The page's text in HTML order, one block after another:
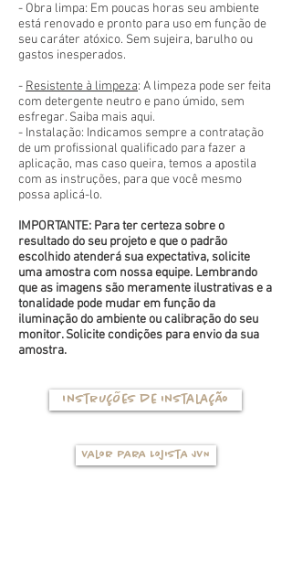
- Obra limpa: Em poucas horas seu ambiente
está renovado e pronto para uso em função de
seu caráter atóxico. Sem sujeira, barulho ou
gastos inesperados.
- Resistente à limpeza: A limpeza pode ser feita
com detergente neutro e pano úmido, sem
esfregar. Saiba mais aqui.
- Instalação: Indicamos sempre a contratação
de um profissional qualificado para fazer a
aplicação, mas caso queira, temos a apostila
com as instruções, para que você mesmo
possa aplicá-lo.
IMPORTANTE: Para ter certeza sobre o
resultado do seu projeto e que o padrão
escolhido atenderá sua expectativa, solicite
uma amostra com nossa equipe. Lembrando
que as imagens são meramente ilustrativas e a
tonalidade pode mudar em função da
iluminação do ambiente ou calibração do seu
monitor. Solicite condições para envio da sua
amostra.
Instruções de instalação
Valor para Lojista JVN